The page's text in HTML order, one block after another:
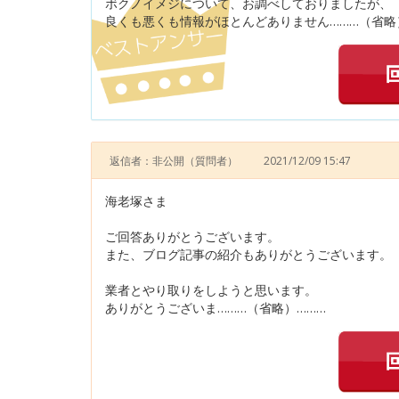
良くも悪くも情報がほとんどありません………（省
返信者：非公開 （質問者） 2021/12/09 15:47
海老塚さま
ご回答ありがとうございます。
また、ブログ記事の紹介もありがとうございます。
業者とやり取りをしようと思います。
ありがとうございま………（省略）………